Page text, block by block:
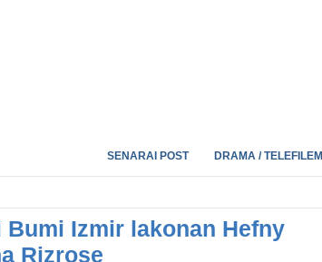
SENARAI POST DRAMA / TELEFILEM
Bumi Izmir lakonan Hefny
Rizrose